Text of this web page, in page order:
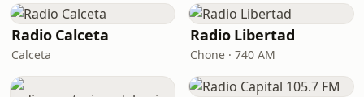
Radio Calceta
Calceta
Radio Libertad
Chone · 740 AM